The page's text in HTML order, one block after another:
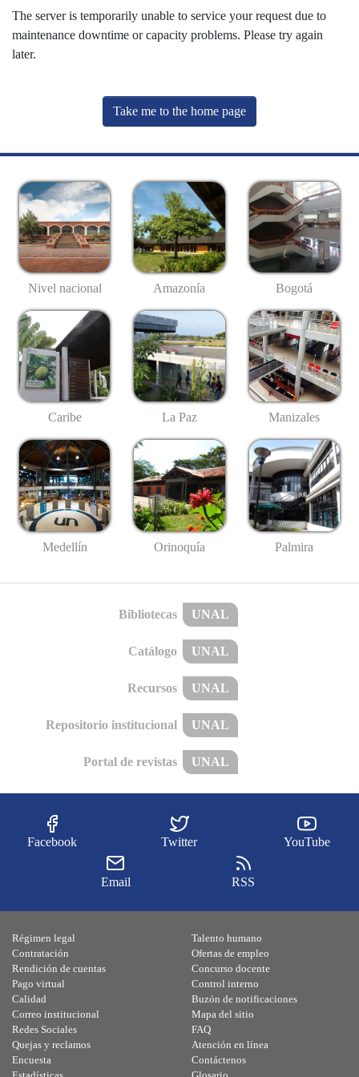
The server is temporarily unable to service your request due to
maintenance downtime or capacity problems. Please try again
later.
Take me to the home page
Nivel nacional Amazonía Bogotá
Caribe La Paz Manizales
Medellín Orinoquía Palmira
Bibliotecas UNAL
Catálogo UNAL
Recursos UNAL
Repositorio institucional UNAL
Portal de revistas UNAL
Facebook Twitter YouTube
Email RSS
Régimen legal
Contratación
Rendición de cuentas
Pago virtual
Calidad
Talento humano
Ofertas de empleo
Concurso docente
Control interno
Buzón de notificaciones
Correo institucional
Redes Sociales
Quejas y reclamos
Encuesta
Mapa del sitio
FAQ
Atención en línea
Contáctenos